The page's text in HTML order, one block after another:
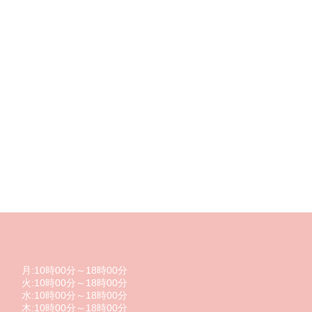
月:10時00分～18時00分
火:10時00分～18時00分
水:10時00分～18時00分
木:10時00分～18時00分